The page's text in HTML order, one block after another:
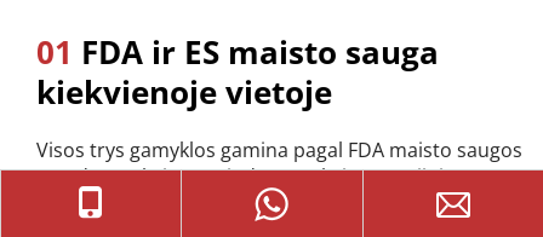
01 FDA ir ES maisto sauga
kiekvienoje vietoje
Visos trys gamyklos gamina pagal FDA maisto saugos
standartus kaip pagrindą, o ne kaip atnaujinimą.
Kiekvienai siuntai prieinami visi atsekamumo
dokumentai, patvirtinantys jūsų atitikties ir audito